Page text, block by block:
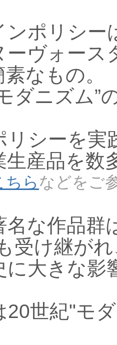
ンポリシー
ーヴォース
なもの。
ダニズム”
リシーを実
生産品を数
ちら などをご
名な作品群
受け継が
に大きな影
20世紀"モ